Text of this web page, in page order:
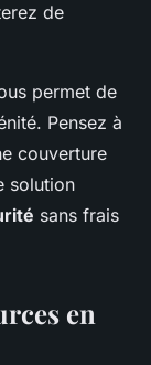
de
permet de
Pensez à
couverture
solution
sans frais
en